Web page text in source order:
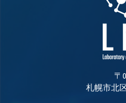
〒
札幌市北